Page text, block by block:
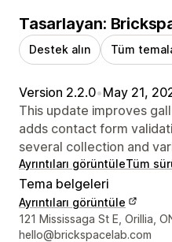
Tasarlayan:
Destek alın Tüm
Version 2.2.0•May 21,
This update improves
adds contact form
several collection and
Ayrıntıları görüntüleTüm
Tema belgeleri
Ayrıntıları görüntüle
Tasarımcı iletişim bilgileri
121 Mississaga St E, Orillia,
hello@brickspacelab.com